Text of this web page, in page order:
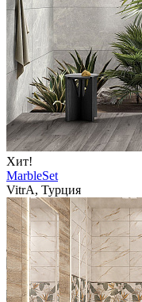
Хит!
MarbleSet
VitrA, Турция